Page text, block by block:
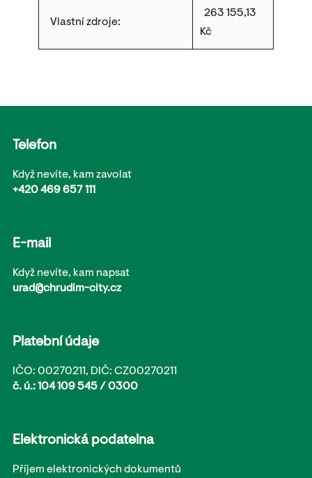
Vlastní zdroje:
263 155,13
Kč
Telefon
Když nevíte, kam zavolat
+420 469 657 111
E-mail
Když nevíte, kam napsat
urad@chrudim-city.cz
Platební údaje
IČO: 00270211, DIČ: CZ00270211
č. ú.: 104 109 545 / 0300
Elektronická podatelna
Příjem elektronických dokumentů